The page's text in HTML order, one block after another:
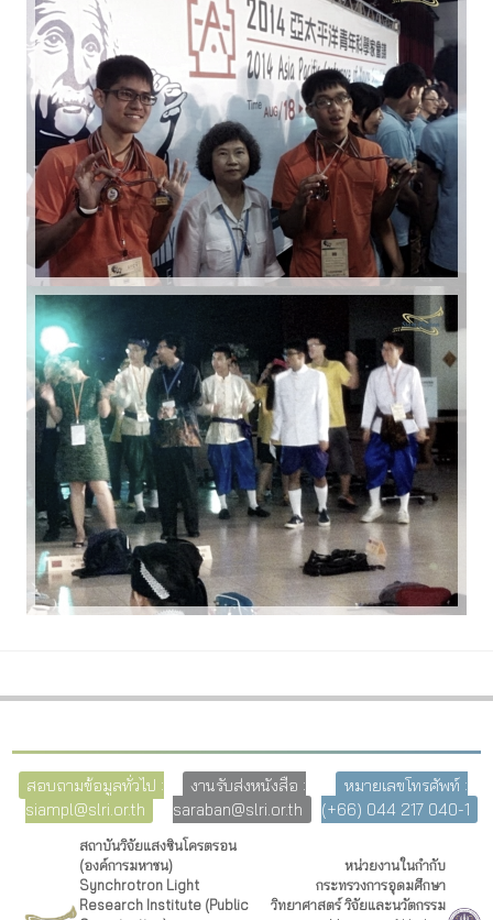
สอบถามข้อมูลทั่วไป :
siampl@slri.or.th
งานรับส่งหนังสือ :
saraban@slri.or.th
หมายเลขโทรศัพท์ :
(+66) 044 217 040-1
สถาบันวิจัยแสงซินโครตรอน
(องค์การมหาชน)
Synchrotron Light
Research Institute (Public
หน่วยงานในกำกับ
กระทรวงการอุดมศึกษา
วิทยาศาสตร์ วิจัยและนวัตกรรม